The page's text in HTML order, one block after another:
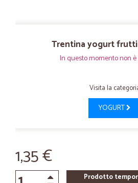
Trentina yogurt
In questo momento non
Visita la
YOGURT
1,35 €
Prodotto